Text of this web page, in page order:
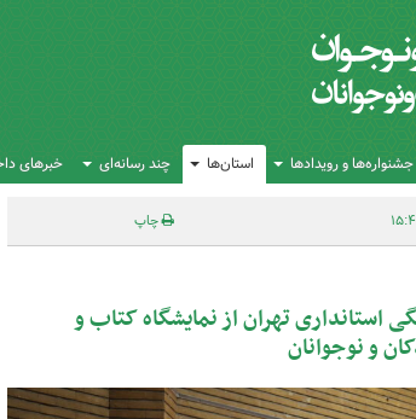
جشنواره‌ها و رویدادها استان‌ها چند رسانه‌ای خبرهای
چاپ
استانداری تهران از نمایشگاه کتاب و
و نوجوانان